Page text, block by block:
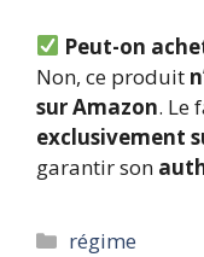
Peut-on
Non, ce produit
sur Amazon. Le
exclusivement
garantir son
Catégories
régime